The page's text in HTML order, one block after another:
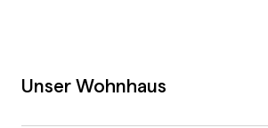
Unser Wohnhaus